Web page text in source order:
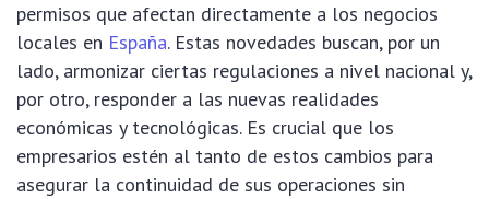
permisos que afectan directamente a los negocios
locales en España. Estas novedades buscan, por un
lado, armonizar ciertas regulaciones a nivel nacional y,
por otro, responder a las nuevas realidades
económicas y tecnológicas. Es crucial que los
empresarios estén al tanto de estos cambios para
asegurar la continuidad de sus operaciones sin